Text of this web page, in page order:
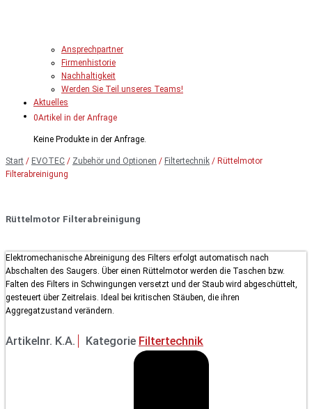
Ansprechpartner
Firmenhistorie
Nachhaltigkeit
Werden Sie Teil unseres Teams!
Aktuelles
0Artikel in der Anfrage
Keine Produkte in der Anfrage.
Start / EVOTEC / Zubehör und Optionen / Filtertechnik / Rüttelmotor
Filterabreinigung
Rüttelmotor Filterabreinigung
Elektromechanische Abreinigung des Filters erfolgt automatisch nach
Abschalten des Saugers. Über einen Rüttelmotor werden die Taschen bzw.
Falten des Filters in Schwingungen versetzt und der Staub wird abgeschüttelt,
gesteuert über Zeitrelais. Ideal bei kritischen Stäuben, die ihren
Aggregatzustand verändern.
Artikelnr. K.A. Kategorie Filtertechnik